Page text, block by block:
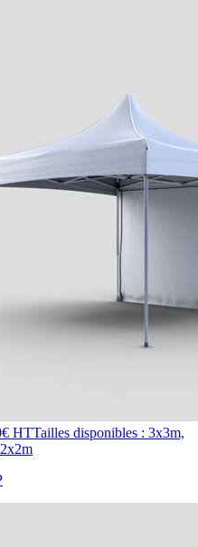
HTTailles disponibles : 3x3m,